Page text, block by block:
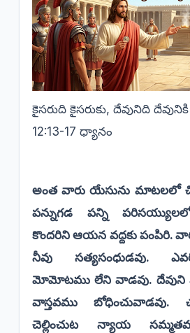
కైసరుది కైసరుకు, దేవునిది
12:13-17 ధ్యానం
అంత వారు యేసును మాటలలో
పన్నుగడ పన్ని
కొందరిని ఆయన వద్దకు పంపిరి.
నీవు సత్యసంధుడవు.
మోమోటము లేని వాడవు. దేవుని
వాస్తవము బోధించువాడవు.
చెల్లించుట న్యాయ